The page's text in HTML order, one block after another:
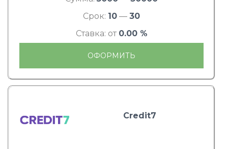
Срок: 10 — 30
Ставка: от 0.00 %
ОФОРМИТЬ
Credit7